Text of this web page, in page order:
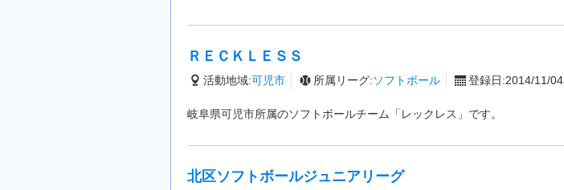
ＲＥＣＫＬＥＳＳ
活動地域:可児市 所属リーグ:ソフトボール 登録日:2014/11/04
岐阜県可児市所属のソフトボールチーム「レックレス」です。
北区ソフトボールジュニアリーグ